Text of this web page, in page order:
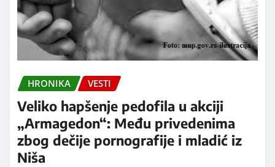
HRONIKA VESTI
Veliko hapšenje pedofila u akciji
„Armagedon“: Među privedenima
zbog dečije pornografije i mladić iz
Niša